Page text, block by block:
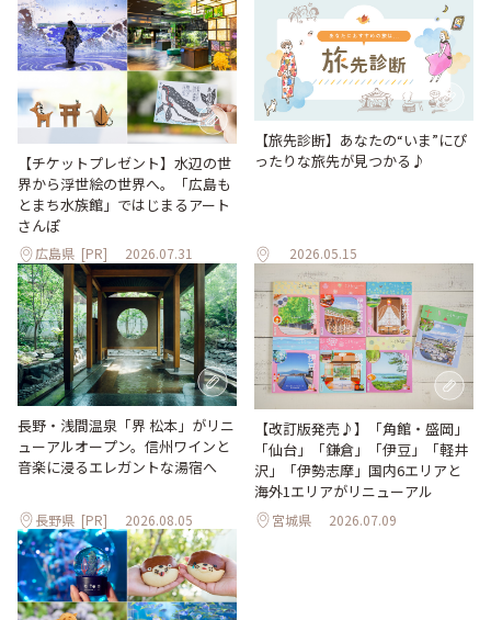
【チケットプレゼント】水辺の世
界から浮世絵の世界へ。「広島も
とまち水族館」ではじまるアート
さんぽ
広島県 [PR] 2026.07.31
【旅先診断】あなたの“いま”にぴ
ったりな旅先が見つかる♪
2026.05.15
長野・浅間温泉「界 松本」がリニ
ューアルオープン。信州ワインと
音楽に浸るエレガントな湯宿へ
長野県 [PR] 2026.08.05
【改訂版発売♪】「角館・盛岡」
「仙台」「鎌倉」「伊豆」「軽井
沢」「伊勢志摩」国内6エリアと
海外1エリアがリニューアル
宮城県 2026.07.09